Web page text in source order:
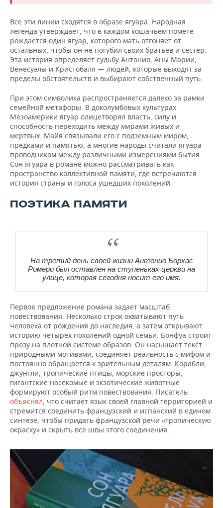
Все эти линии сходятся в образе ягуара. Народная
легенда утверждает, что в каждом кошачьем помете
рождается один ягуар, которого мать отгоняет от
остальных, чтобы он не погубил своих братьев и сестер.
Эта история определяет судьбу Антонио, Аны Марии,
Венесуэлы и Кристобаля — людей, которые выходят за
пределы обстоятельств и выбирают собственный путь.
При этом символика распространяется далеко за рамки
семейной метафоры. В доколумбовых культурах
Мезоамерики ягуар олицетворял власть, силу и
способность переходить между мирами живых и
мертвых. Майя связывали его с подземным миром,
предками и памятью, а многие народы считали ягуара
проводником между различными измерениями бытия.
Сон ягуара в романе можно рассматривать как
пространство коллективной памяти, где встречаются
история страны и голоса ушедших поколений.
ПОЭТИКА ПАМЯТИ
На третий день своей жизни Антонио Борхас
Ромеро был оставлен на ступеньках церкви на
улице, которая сегодня носит его имя.
Первое предложение романа задает масштаб
повествования. Несколько строк охватывают путь
человека от рождения до наследия, а затем открывают
историю четырех поколений одной семьи. Бонфуа строит
прозу на плотной системе образов. Он насыщает текст
природными мотивами, соединяет реальность с мифом и
постоянно обращается к зрительным деталям. Корабли,
джунгли, тропические птицы, морские просторы,
гигантские насекомые и экзотические животные
формируют особый ритм повествования. Писатель
объяснял , что считает язык своей главной территорией и
стремится соединить французский и испанский в едином
синтезе, чтобы придать французской речи «тропическую
окраску» и скрыть все швы этого соединения.